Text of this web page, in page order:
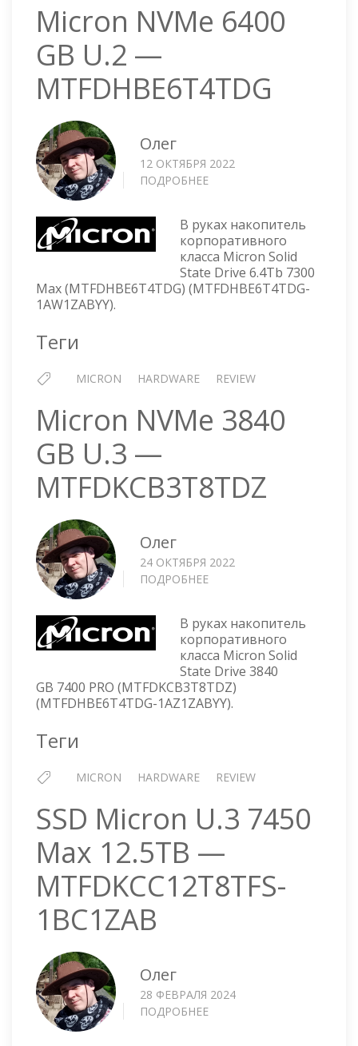
Micron NVMe 6400
GB U.2 —
MTFDHBE6T4TDG
Олег
12 ОКТЯБРЯ 2022
ПОДРОБНЕЕ
6400
GB
U.2
—
MTFDHBE6T4TDG
В руках накопитель
корпоративного
класса Micron Solid
State Drive 6.4Tb 7300
Max (MTFDHBE6T4TDG) (MTFDHBE6T4TDG-
1AW1ZABYY).
Теги
MICRON HARDWARE REVIEW
Micron NVMe 3840
GB U.3 —
MTFDKCB3T8TDZ
Олег
24 ОКТЯБРЯ 2022
ПОДРОБНЕЕ
3840
GB
U.3
—
MTFDKCB3T8TDZ
В руках накопитель
корпоративного
класса Micron Solid
State Drive 3840
GB 7400 PRO (MTFDKCB3T8TDZ)
(MTFDHBE6T4TDG-1AZ1ZABYY).
Теги
MICRON HARDWARE REVIEW
SSD Micron U.3 7450
Max 12.5TB —
MTFDKCC12T8TFS-
1BC1ZAB
Олег
28 ФЕВРАЛЯ 2024
ПОДРОБНЕЕ